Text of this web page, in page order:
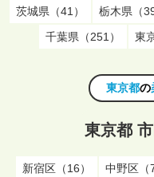
茨城県（41） 栃木県（39
千葉県（251）
東
東京都の
東京都
新宿区（16） 中野区（7